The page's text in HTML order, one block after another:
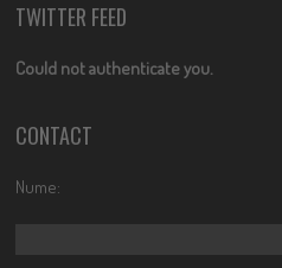
TWITTER FEED
Could not authenticate you.
CONTACT
Nume: